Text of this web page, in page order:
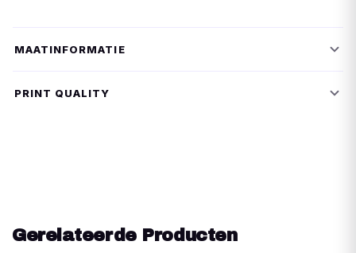
MAATINFORMATIE
PRINT QUALITY
Gerelateerde Producten